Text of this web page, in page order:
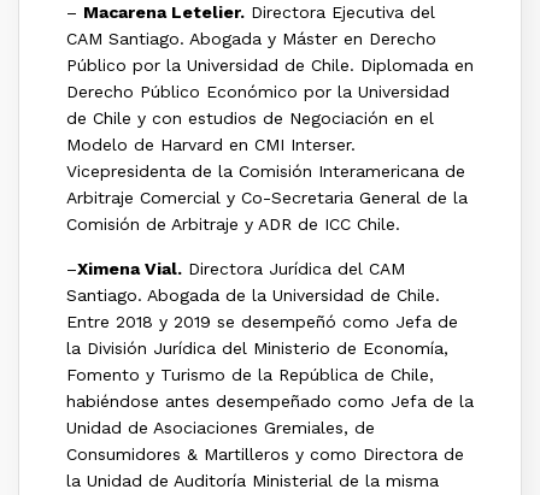
– Macarena Letelier.Directora Ejecutiva del
CAM Santiago. Abogada y Máster en Derecho
Público por la Universidad de Chile. Diplomada en
Derecho Público Económico por la Universidad
de Chile y con estudios de Negociación en el
Modelo de Harvard en CMI Interser.
Vicepresidenta de la Comisión Interamericana de
Arbitraje Comercial y Co-Secretaria General de la
Comisión de Arbitraje y ADR de ICC Chile.
–Ximena Vial.Directora Jurídica del CAM
Santiago. Abogada de la Universidad de Chile.
Entre 2018 y 2019 se desempeñó como Jefa de
la División Jurídica del Ministerio de Economía,
Fomento y Turismo de la República de Chile,
habiéndose antes desempeñado como Jefa de la
Unidad de Asociaciones Gremiales, de
Consumidores & Martilleros y como Directora de
la Unidad de Auditoría Ministerial de la misma